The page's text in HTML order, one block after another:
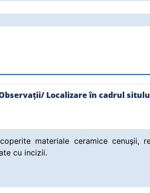
Localizare în cadrul
materiale ceramice cenuşii,
cu incizii.